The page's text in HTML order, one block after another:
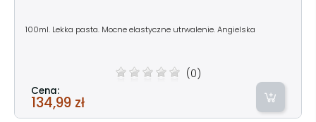
100ml. Lekka pasta. Mocne elastyczne utrwalenie. Angielska
(0)
Cena:
134,99 zł